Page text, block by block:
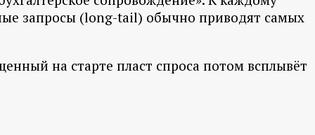
запросы (long-tail) обычно приводят самых
на старте пласт спроса потом всплывёт